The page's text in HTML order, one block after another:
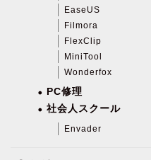
EaseUS
Filmora
FlexClip
MiniTool
Wonderfox
PC修理
社会人スクール
Envader